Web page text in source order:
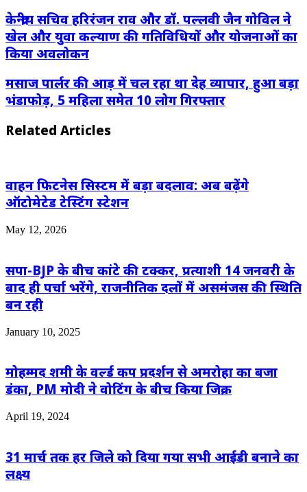
केन्द्रीय सचिव हरिरंजन राव और डॉ. पल्लवी जैन गोविल ने
खेल और युवा कल्याण की गतिविधियों और योजनाओं का
किया अवलोकन
मसाज पार्लर की आड़ में चल रहा था देह व्यापार, हुआ बड़ा
भंडाफोड़, 5 महिला समेत 10 लोग गिरफ्तार
Related Articles
वाहन फिटनेस सिस्टम में बड़ा बदलाव: अब बढ़ेंगे
ऑटोमेटेड टेस्टिंग स्टेशन
May 12, 2026
सपा-BJP के बीच कांटे की टक्कर, प्रत्याशी 14 जनवरी के
बाद ही पर्चा भरेंगे, राजनीतिक दलों में असमंजस की स्थिति
बन रही
January 10, 2025
मोहम्मद शमी के वर्ल्ड कप प्रदर्शन से अमरोहा का बजा
डंका, PM मोदी ने वोटिंग के बीच किया जिक्र
April 19, 2024
31 मार्च तक हर जिले को दिया गया सभी आईडी बनाने का
लक्ष्य